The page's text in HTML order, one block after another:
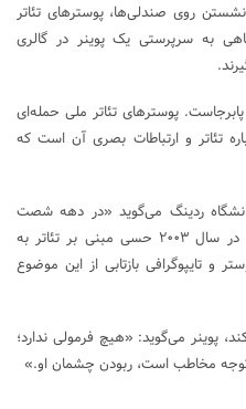
نشستن روی صندلی‌ها، پوسترهای تئاتر
به سرپرستی یک پوینر در گالری
از چهارم اکتبر تا ۳۱ مارس پابرجاست. پوسترهای تئاتر ملی حمله‌ای
تئاتر و ارتباطات بصری آن است که
ردینگ می‌گوید «در دهه شصت
طراحی‌ها بسیار مدرن و روشن هستند. در سال ۲۰۰۳ حسی مبنی بر تئاتر به
و تایپوگرافی بازتابی از این موضوع
پوینر می‌گوید: «هیچ فرمولی ندارد؛
توجه مخاطب است، ربودن چشمان او.»